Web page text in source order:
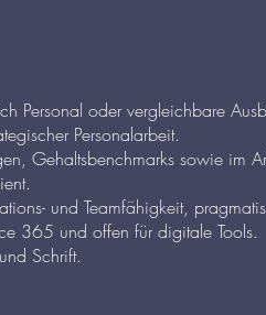
Personal oder vergleichbare
Personalarbeit.
Gehaltsbenchmarks sowie im
und Teamfähigkeit,
365 und offen für digitale Tools.
Schrift.